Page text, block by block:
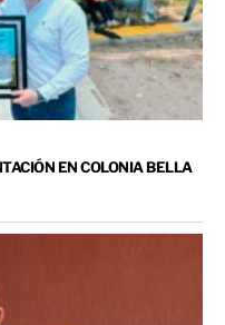
EN COLONIA BELLA